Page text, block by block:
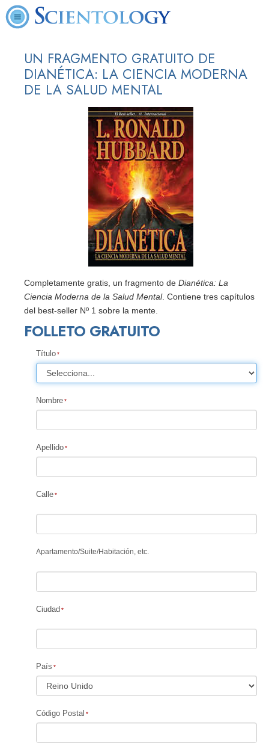
UN FRAGMENTO GRATUITO DE
DIANÉTICA: LA CIENCIA MODERNA
DE LA SALUD MENTAL
Completamente gratis, un fragmento de Dianética: La
Ciencia Moderna de la Salud Mental. Contiene tres capítulos
del best-seller Nº 1 sobre la mente.
FOLLETO GRATUITO
Título
Nombre
Apellido
Calle
Apartamento/Suite/Habitación, etc.
Ciudad
País
Código Postal